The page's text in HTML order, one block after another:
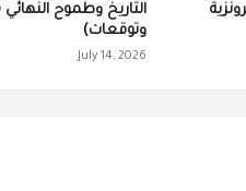
التاريخ وطموح
وتوقعات)
July 14, 2026